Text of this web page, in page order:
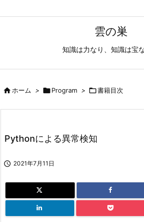
雲の巣
知識は力なり、知識は宝な
ホーム > Program > 書籍目次
Pythonによる異常検知
 2021年7月11日